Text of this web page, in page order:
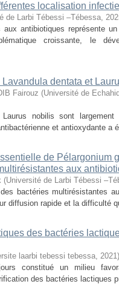
localisation
de Larbi Tébessi –Tébessa,
antibiotiques représente
croissante, le
dentata et
Fairouz (Université de
nobilis sont
et antioxydante a
de Pélargonium
aux
(Université de Larbi Tébessi
des bactéries multirésistantes
diffusion rapide et la difficulté
des bactéries
laarbi tebessi tebessa, 2021)
constitué un milieu
des bactéries lactiques